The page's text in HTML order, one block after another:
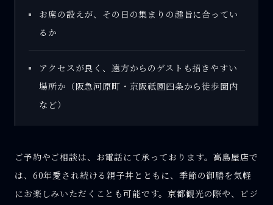
お席の設えが、その日の集まりの趣旨に合ってい
るか
アクセスが良く、遠方からのゲストも招きやすい
場所か（阪急河原町・京阪祇園四条から徒歩圏内
など）
ご予約やご相談は、お電話にて承っております。高島屋店で
は、60年愛され続ける親子丼とともに、季節の御膳を気軽
にお楽しみいただくことも可能です。京都観光の際や、ビジ